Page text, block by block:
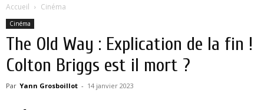
Accueil Cinéma
Cinéma
The Old Way : Explication de la fin !
Colton Briggs est il mort ?
Par Yann Grosboillot - 14 janvier 2023